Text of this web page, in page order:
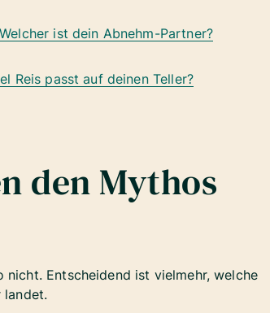
ist dein Abnehm-Partner?
Reis passt auf deinen Teller?
den Mythos
nicht. Entscheidend ist vielmehr, welche
landet.